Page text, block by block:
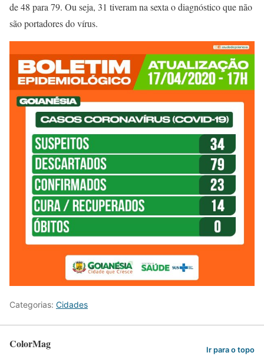
de 48 para 79. Ou seja, 31 tiveram na sexta o diagnóstico que não
são portadores do vírus.
Categorias: Cidades
ColorMag Ir para o topo